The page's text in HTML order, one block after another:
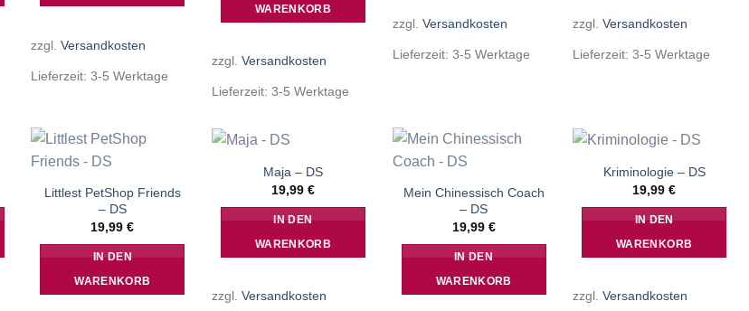
zzgl.Versandkosten
Lieferzeit:3-5 Werktage
WARENKORB
zzgl. Versandkosten
Lieferzeit: 3-5 Werktage
zzgl. Versandkosten
Lieferzeit: 3-5 Werktage
zzgl.Versandkosten
Lieferzeit:3-5 Werktage
Littlest PetShop Friends
– DS
19,99€
IN DEN
WARENKORB
Maja – DS
19,99 €
IN DEN
WARENKORB
zzgl. Versandkosten
Mein Chinessisch Coach
– DS
19,99 €
IN DEN
WARENKORB
Kriminologie – DS
19,99€
IN DEN
WARENKORB
zzgl.Versandkosten